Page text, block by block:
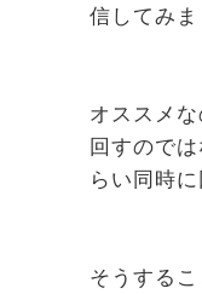
信してみま
オススメ
回すので
らい同時
そうする